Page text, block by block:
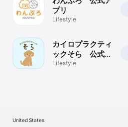
プリ
Lifestyle
カイロプラクティ
ックそら 公式ア
プリ
Lifestyle
United States